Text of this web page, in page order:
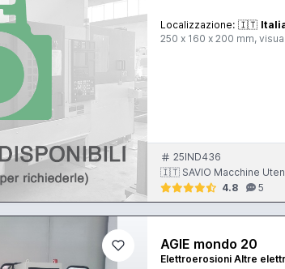
Localizzazione: 🇮🇹
250 x 160 x 200 mm,
25IND436
🇮🇹 SAVIO Macchine
4.8
5
AGIE mondo 20
Elettroerosioni Altre